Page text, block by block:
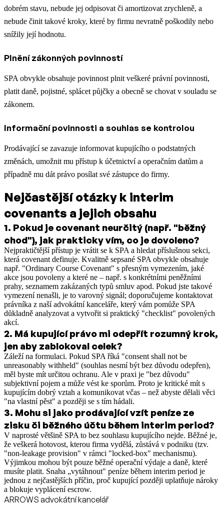
dobrém stavu, nebude jej odpisovat či amortizovat zrychleně, a
nebude činit takové kroky, které by firmu nevratně poškodily nebo
snížily její hodnotu.
Plnění zákonných povinností
SPA obvykle obsahuje povinnost plnit veškeré právní povinnosti,
platit daně, pojistné, splácet půjčky a obecně se chovat v souladu se
zákonem.
Informační povinnosti a souhlas se kontrolou
Prodávající se zavazuje informovat kupujícího o podstatných
změnách, umožnit mu přístup k účetnictví a operačním datům a
případně mu dát právo posílat své zástupce do firmy.
Nejčastější otázky k interim
covenants a jejich obsahu
1. Pokud je covenant neurčitý (např. "běžný
chod"), jak prakticky vím, co je dovoleno?
Nejpraktičtější přístup je vrátit se k SPA a hledat příslušnou sekci,
která covenant definuje. Kvalitně sepsané SPA obvykle obsahuje
např. "Ordinary Course Covenant" s přesným vymezením, jaké
akce jsou povoleny a které ne – např. s konkrétními peněžními
prahy, seznamem zakázaných typů smluv apod. Pokud jste takové
vymezení nenašli, je to varovný signál; doporučujeme kontaktovat
právníka z naší advokátní kanceláře, který vám pomůže SPA
důkladně analyzovat a vytvořit si praktický "checklist" povolených
akcí.
2. Má kupující právo mi odepřít rozumný krok,
jen aby zablokoval celek?
Záleží na formulaci. Pokud SPA říká "consent shall not be
unreasonably withheld" (souhlas nesmí být bez důvodu odepřen),
měl byste mít určitou ochranu. Ale v praxi je "bez důvodu"
subjektivní pojem a může vést ke sporům. Proto je kritické mít s
kupujícím dobrý vztah a komunikovat včas – než abyste dělali věci
"na vlastní pěst" a později se s tím hádali.
3. Mohu si jako prodávající vzít peníze ze
zisku či běžného účtu během interim period?
V naprosté většině SPA to bez souhlasu kupujícího nejde. Běžné je,
že veškerá hotovost, kterou firma vydělá, zůstává v podniku (tzv.
"non-leakage provision" v rámci "locked-box" mechanismu).
Výjimkou mohou být pouze běžné operační výdaje a daně, které
musíte platit. Snaha „vytáhnout" peníze během interim period je
jednou z nejčastějších příčin, proč kupující později uplatňuje nároky
a blokuje vyplácení escrow.
ARROWS advokátní kancelář